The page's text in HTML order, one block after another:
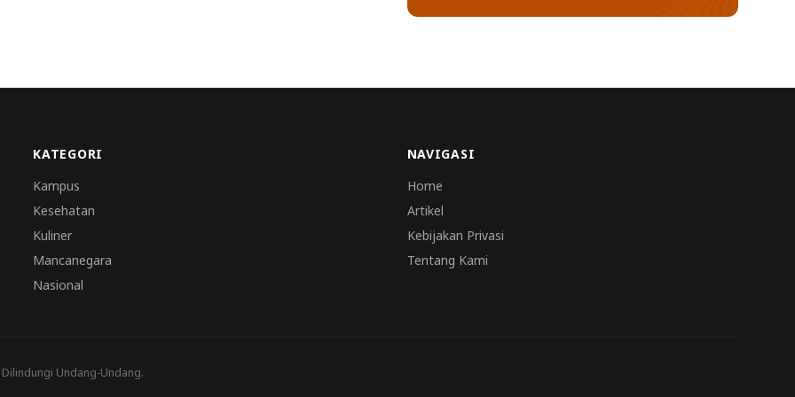
KATEGORI
Kampus
Kesehatan
Kuliner
Mancanegara
Nasional
NAVIGASI
Home
Artikel
Kebijakan Privasi
Tentang Kami
Undang-Undang.